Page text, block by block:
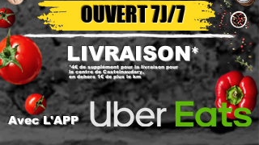
OUVERT 7J/7
LIVRAISON*
*4€ de supplément pour la livraison pour
le centre de Castelnaudary,
en dehors 1€ de plus le km
Avec L'APP